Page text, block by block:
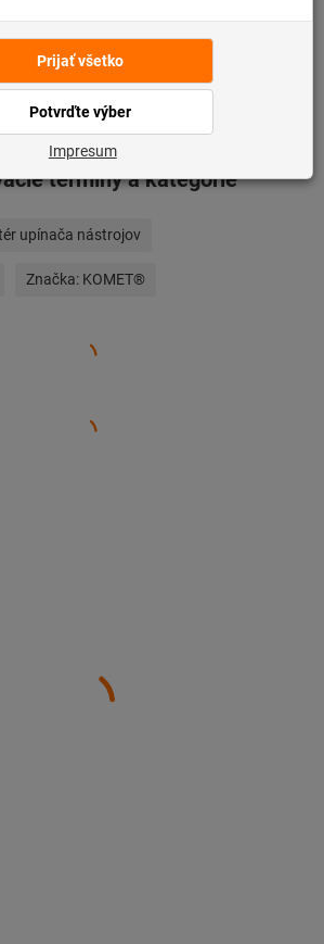
termíny a kategórie
upínača nástrojov
Značka: KOMET®